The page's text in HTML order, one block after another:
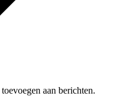
aan berichten.